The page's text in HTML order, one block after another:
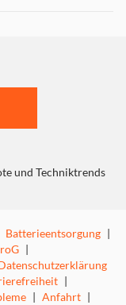
und Techniktrends
Batterieentsorgung |
|
|
| Anfahrt |